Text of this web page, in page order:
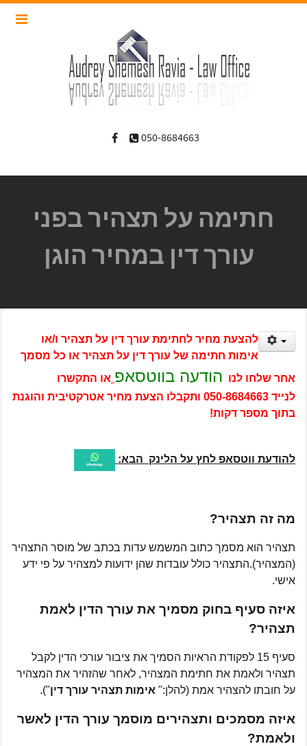
050-8684663
חתימה על תצהיר בפני
להצעת מחיר לחתימת עורך דין על תצהיר ו/או
אימות חתימה של עורך דין על תצהיר או כל מסמך
אחר שלחו לנו הודעה בווטסאפ או התקשרו
לנייד 050-8684663 ותקבלו הצעת מחיר אטרקטיבית והוגנת
בתוך מספר דקות!
להודעת ווטסאפ לחץ על הלינק הבא:
מה זה תצהיר?
תצהיר הוא מסמך כתוב המשמש עדות בכתב של מוסר התצהיר
(המצהיר).התצהיר כולל עובדות שהן ידועות למצהיר על פי ידע
אישי.
איזה סעיף בחוק מסמיך את עורך הדין לאמת
תצהיר?
סעיף 15 לפקודת הראיות הסמיך את ציבור עורכי הדין לקבל
תצהיר ולאמת את חתימת המצהיר, לאחר שהזהיר את המצהיר
על חובתו להצהיר אמת (להלן:" אימות תצהיר עורך דין").
איזה מסמכים ותצהירים מוסמך עורך הדין לאשר
ולאמת?